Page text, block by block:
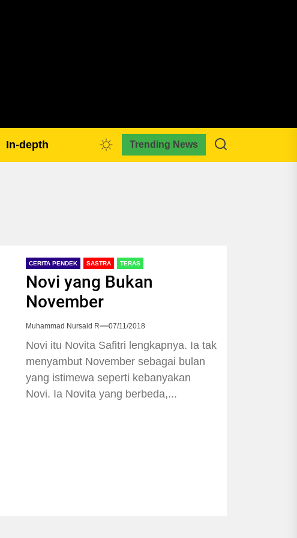
In-depth Trending News
CERITA PENDEK SASTRA TERAS
Novi yang Bukan
November
Muhammad Nursaid R 07/11/2018
Novi itu Novita Safitri lengkapnya. Ia tak
menyambut November sebagai bulan
yang istimewa seperti kebanyakan
Novi. Ia Novita yang berbeda,...